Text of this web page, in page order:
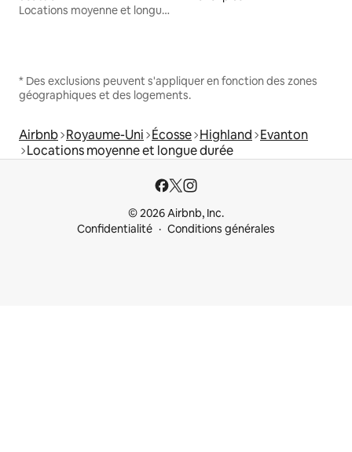
Locations moyenne et longue durée
* Des exclusions peuvent s'appliquer en fonction des zones
géographiques et des logements.
Airbnb Royaume-Uni Écosse Highland Evanton
Locations moyenne et longue durée
© 2026 Airbnb, Inc.
Confidentialité
Conditions générales